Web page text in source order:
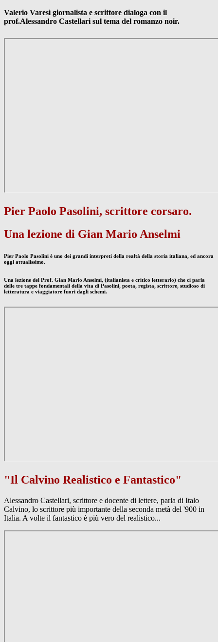
Valerio Varesi giornalista e scrittore dialoga con il
prof.Alessandro Castellari sul tema del romanzo noir.
Pier Paolo Pasolini, scrittore corsaro.
Una lezione di Gian Mario Anselmi
Pier Paolo Pasolini è uno dei grandi interpreti della realtà della storia italiana, ed ancora
oggi attualissimo.
Una lezione del Prof. Gian Mario Anselmi, (italianista e critico letterario) che ci parla
delle tre tappe fondamentali della vita di Pasolini, poeta, regista, scrittore, studioso di
letteratura e viaggiatore fuori dagli schemi.
"Il Calvino Realistico e Fantastico"
Alessandro Castellari, scrittore e docente di lettere, parla di Italo
Calvino, lo scrittore più importante della seconda metà del '900 in
Italia. A volte il fantastico è più vero del realistico...